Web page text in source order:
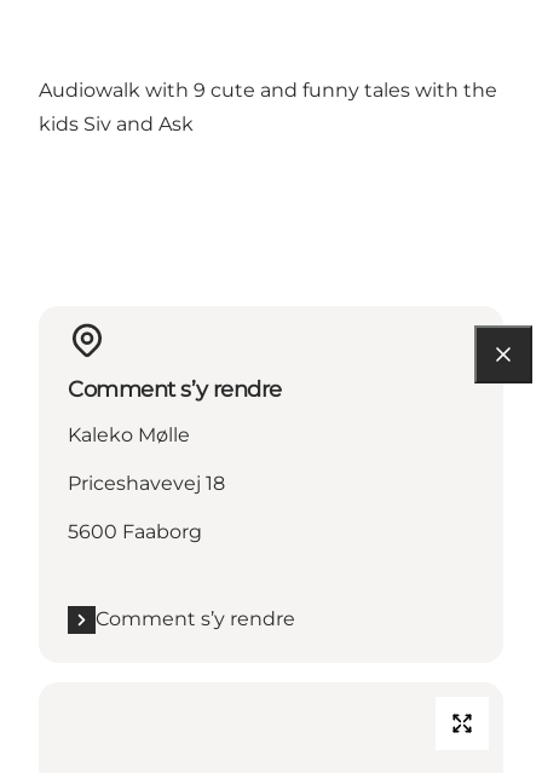
Audiowalk with 9 cute and funny tales with the
kids Siv and Ask
Comment s’y rendre
Kaleko Mølle
Priceshavevej 18
5600 Faaborg
Comment s’y rendre